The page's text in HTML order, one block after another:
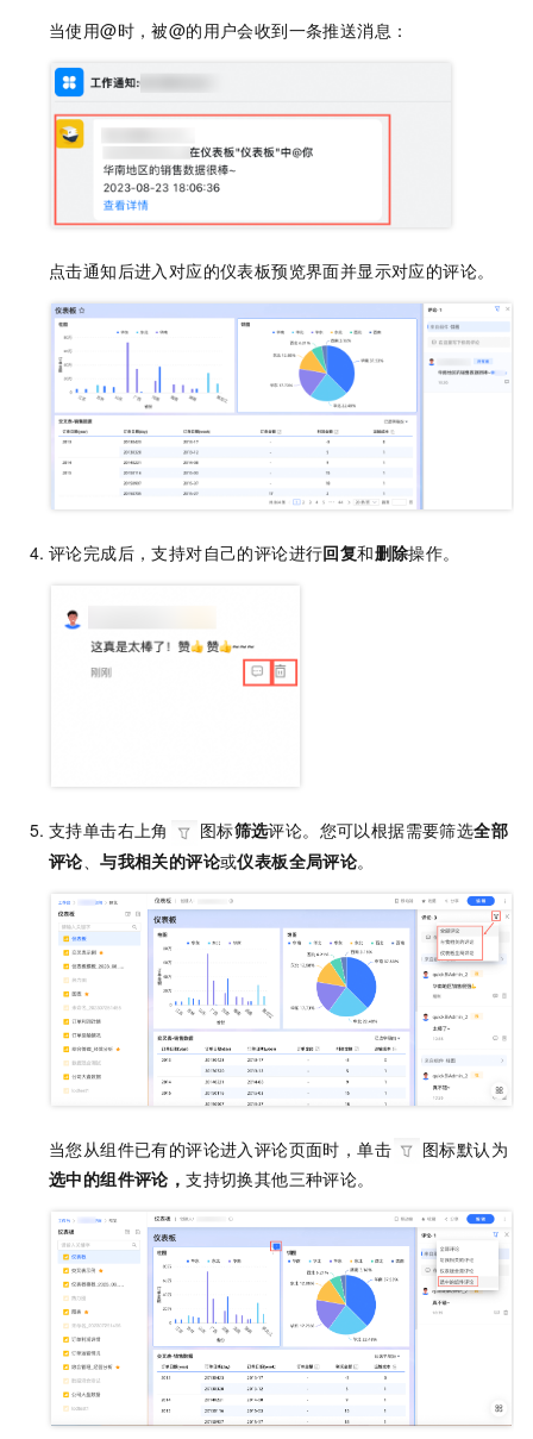
当使用@时，被@的用户会收到一条推送消息：
点击通知后进入对应的仪表板预览界面并显示对应的评论。
评论完成后，支持对自己的评论进行回复和删除操作。
支持单击右上角 图标筛选评论。您可以根据需要筛选全部
评论 、与我相关的评论或仪表板全局评论。
当您从组件已有的评论进入评论页面时，单击
图标默认为
选中的组件评论，支持切换其他三种评论。